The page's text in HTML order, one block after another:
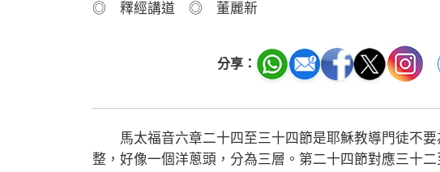
◎ 釋經講道 ◎ 董麗新
分享：
馬太福音六章二十四至三十四節是耶穌教導門徒不要
整，好像一個洋蔥頭，分為三層。第二十四節對應三十